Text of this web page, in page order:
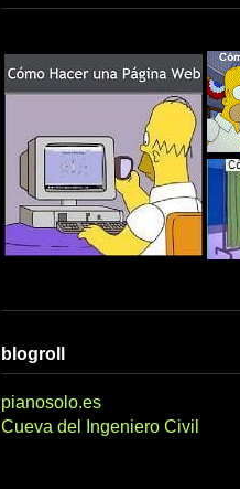
blogroll
pianosolo.es
Cueva del Ingeniero Civil